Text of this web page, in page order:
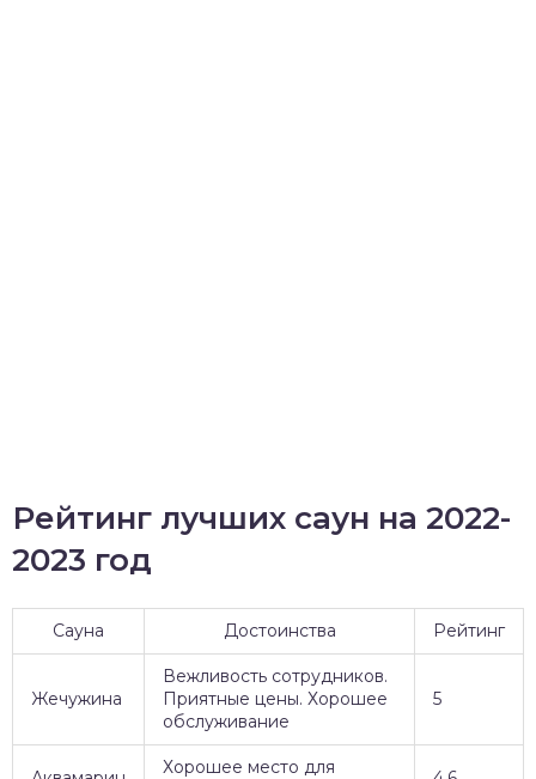
Рейтинг лучших саун на 2022-
2023 год
Сауна Достоинства Рейтинг
Жечужина
Вежливость сотрудников.
Приятные цены. Хорошее
обслуживание
5
Хорошее место для